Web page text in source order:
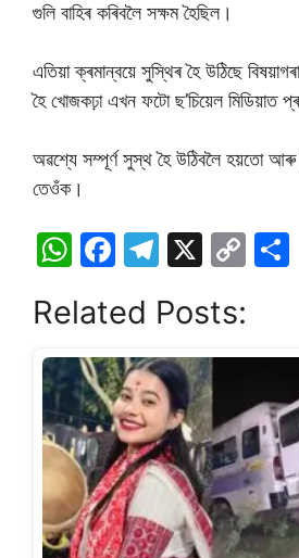
গুলি বাহিৰ কৰিবলৈ সক্ষম হৈছিল।
এতিয়া ক্ৰমান্বয়ে সুস্থিৰ হৈ উঠিছে
হৈ খোজকঢ়া এখন ফটো ছ’চিয়েল মিডিয়াত
অৱশ্যে সম্পূর্ণ সুস্থ হৈ উঠিবলৈ হয়তো
তেওঁক।
W
at
s
A
p
p
F
c
e
b
o
o
k
T
e
gr
a
m
X
C
y
n
k
Related Posts: